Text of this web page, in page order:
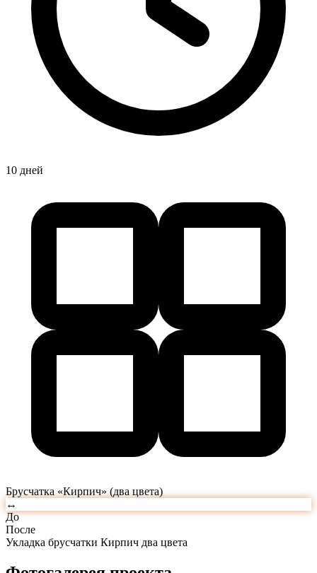
10 дней
Брусчатка «Кирпич» (два цвета)
↔
До
После
Укладка брусчатки Кирпич два цвета